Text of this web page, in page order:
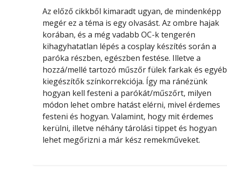
Az előző cikkből kimaradt ugyan, de mindenképp
megér ez a téma is egy olvasást. Az ombre hajak
korában, és a még vadabb OC-k tengerén
kihagyhatatlan lépés a cosplay készítés során a
paróka részben, egészben festése. Illetve a
hozzá/mellé tartozó műszőr fülek farkak és egyéb
kiegészítők színkorrekciója. Így ma ránézünk
hogyan kell festeni a parókát/műszőrt, milyen
módon lehet ombre hatást elérni, mivel érdemes
festeni és hogyan. Valamint, hogy mit érdemes
kerülni, illetve néhány tárolási tippet és hogyan
lehet megőrizni a már kész remekműveket.